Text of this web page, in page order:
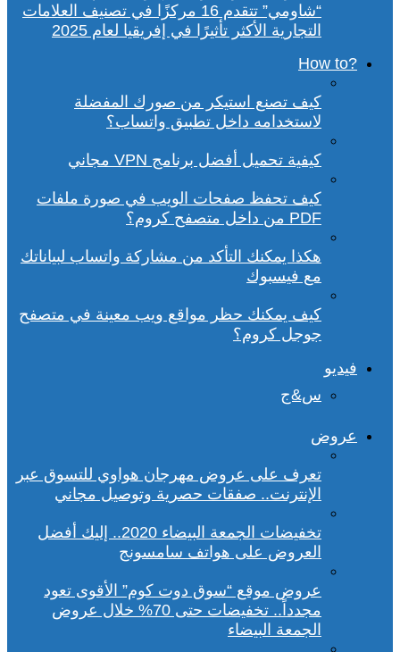
“شاومي” تتقدم 16 مركزًا في تصنيف العلامات
التجارية الأكثر تأثيرًا في إفريقيا لعام 2025
?How to
كيف تصنع استيكر من صورك المفضلة
لاستخدامه داخل تطبيق واتساب؟
كيفية تحميل أفضل برنامج VPN مجاني
كيف تحفظ صفحات الويب في صورة ملفات
PDF من داخل متصفح كروم؟
هكذا يمكنك التأكد من مشاركة واتساب لبياناتك
مع فيسبوك
كيف يمكنك حظر مواقع ويب معينة في متصفح
جوجل كروم؟
فيديو
س&ج
عروض
تعرف على عروض مهرجان هواوي للتسوق عبر
الإنترنت.. صفقات حصرية وتوصيل مجاني
تخفيضات الجمعة البيضاء 2020.. إليك أفضل
العروض على هواتف سامسونج
عروض موقع “سوق دوت كوم” الأقوى تعود
مجدداً.. تخفيضات حتى 70% خلال عروض
الجمعة البيضاء